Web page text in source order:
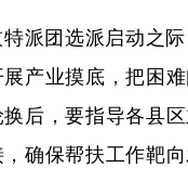
团选派启动之际
产业摸底，把困
后，要指导各县
确保帮扶工作靶